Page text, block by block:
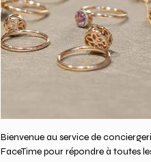
Bienvenue au service de
FaceTime pour répondre à toutes